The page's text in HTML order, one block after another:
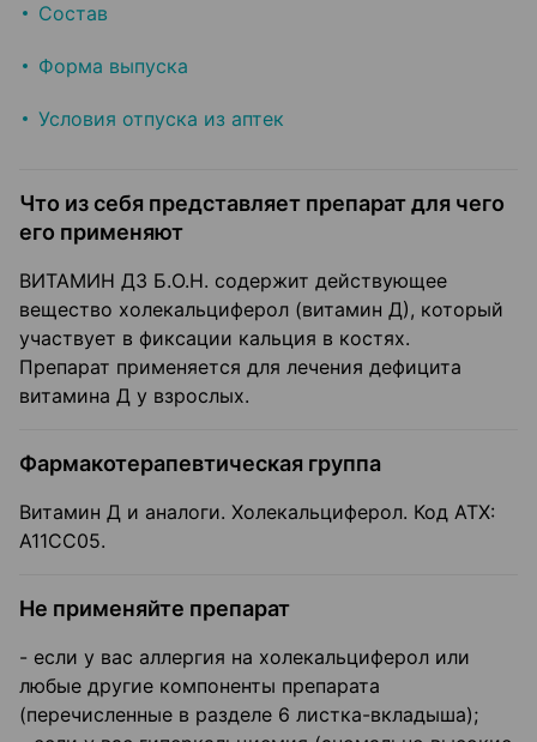
Состав
Форма выпуска
Условия отпуска из аптек
Что из себя представляет препарат для чего
его применяют
ВИТАМИН ДЗ Б.О.Н. содержит действующее
вещество холекальциферол (витамин Д), который
участвует в фиксации кальция в костях.
Препарат применяется для лечения дефицита
витамина Д у взрослых.
Фармакотерапевтическая группа
Витамин Д и аналоги. Холекальциферол. Код ATX:
А11СС05.
Не применяйте препарат
- если у вас аллергия на холекальциферол или
любые другие компоненты препарата
(перечисленные в разделе 6 листка-вкладыша);